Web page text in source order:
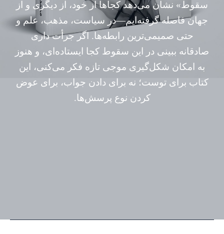
سقوط» نشان می‌دهد کجاها از خود، از دیگری و از
جهان فاصله گرفته‌ایم—در سیاست، مذهب، علم و
حتی صمیمی‌ترین رابطه‌ها. اگر جرأت داری
صادقانه ببینی در این سقوط کجا ایستاده‌ای، و هنوز
به امکان شکل‌گیری موجی تازه فکر می‌کنی، این
کتاب برای توست؛ نه برای دادن جواب، برای عوض
کردن نوع پرسش‌ها.